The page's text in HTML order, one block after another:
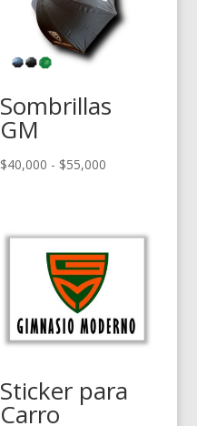
Sombrillas
GM
$40,000 - $55,000
desde
$40,000
hasta
Sticker para
Carro